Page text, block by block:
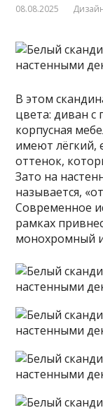
08.08.2025
В этом
цвета: диван
корпусная
имеют лёгкий,
оттенок,
Зато на
называется,
Современное
рамках
монохромный